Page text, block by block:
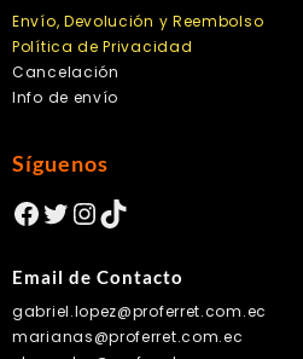
Envío, Devolución y Reembolso
Política de Privacidad
Cancelación
Info de envío
Síguenos
Facebook
Twitter
Instagram
TikTok
Email de Contacto
gabriel.lopez@proferret.com.ec
marianas@proferret.com.ec